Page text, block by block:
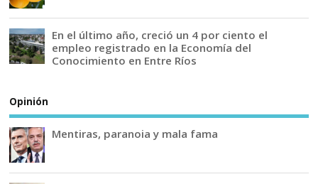
En el último año, creció un 4 por ciento el
empleo registrado en la Economía del
Conocimiento en Entre Ríos
Opinión
Mentiras, paranoia y mala fama